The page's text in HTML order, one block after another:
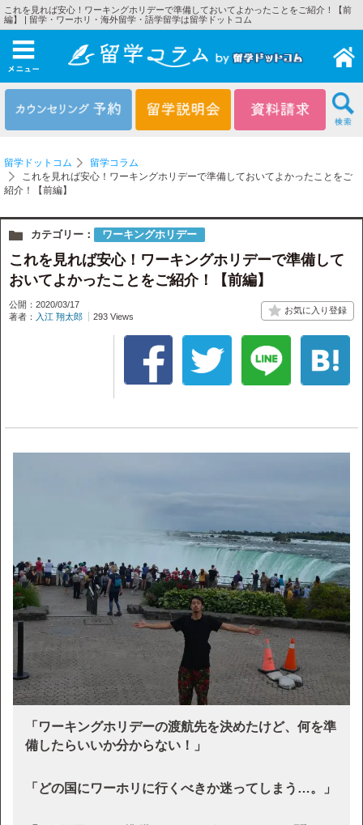
これを見れば安心！ワーキングホリデーで準備しておいてよかったことをご紹介！【前
編】 | 留学・ワーホリ・海外留学・語学留学は留学ドットコム
メニュー
留学ドットコム
留学コラム
これを見れば安心！ワーキングホリデーで準備しておいてよかったことをご
紹介！【前編】
カテゴリー： ワーキングホリデー
これを見れば安心！ワーキングホリデーで準備して
おいてよかったことをご紹介！【前編】
公開：2020/03/17
著者： 入江 翔太郎 293 Views
「ワーキングホリデーの渡航先を決めたけど、何を準
備したらいいか分からない！」
「どの国にワーホリに行くべきか迷ってしまう…。」